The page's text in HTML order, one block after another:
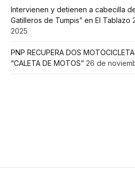
Intervienen y detienen a cabecilla
Gatilleros de Tumpis” en El Tablazo
2025
PNP RECUPERA DOS
“CALETA DE MOTOS” 26 de